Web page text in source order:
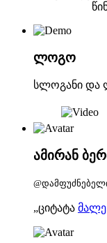
ლოგო
სლოგანი და
ამირან
„ციტატა